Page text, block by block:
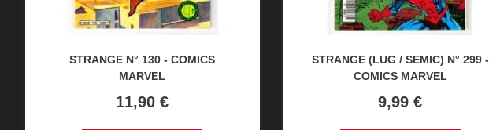
STRANGE N° 130 - COMICS
MARVEL
Prix
11,90 €
STRANGE (LUG / SEMIC) N° 299 -
COMICS MARVEL
Prix
9,99 €